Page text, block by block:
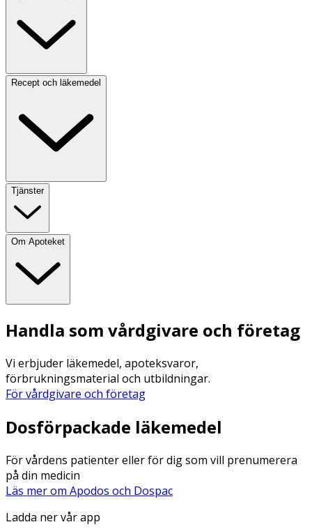
Recept och läkemedel
Tjänster
Om Apoteket
Handla som vårdgivare och företag
Vi erbjuder läkemedel, apoteksvaror,
förbrukningsmaterial och utbildningar.
För vårdgivare och företag
Dosförpackade läkemedel
För vårdens patienter eller för dig som vill prenumerera
på din medicin
Läs mer om Apodos och Dospac
Ladda ner vår app